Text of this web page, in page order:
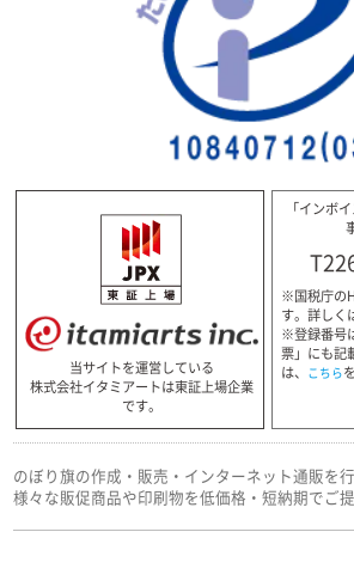
当サイトを運営している
株式会社イタミアートは東証上場企業
です。
「インボ
※国税庁の
す。詳しく
※登録番号
票」にも記
は、 こちら
のぼり旗の作成・販売・インターネット通販を
様々な販促商品や印刷物を低価格・短納期でご提